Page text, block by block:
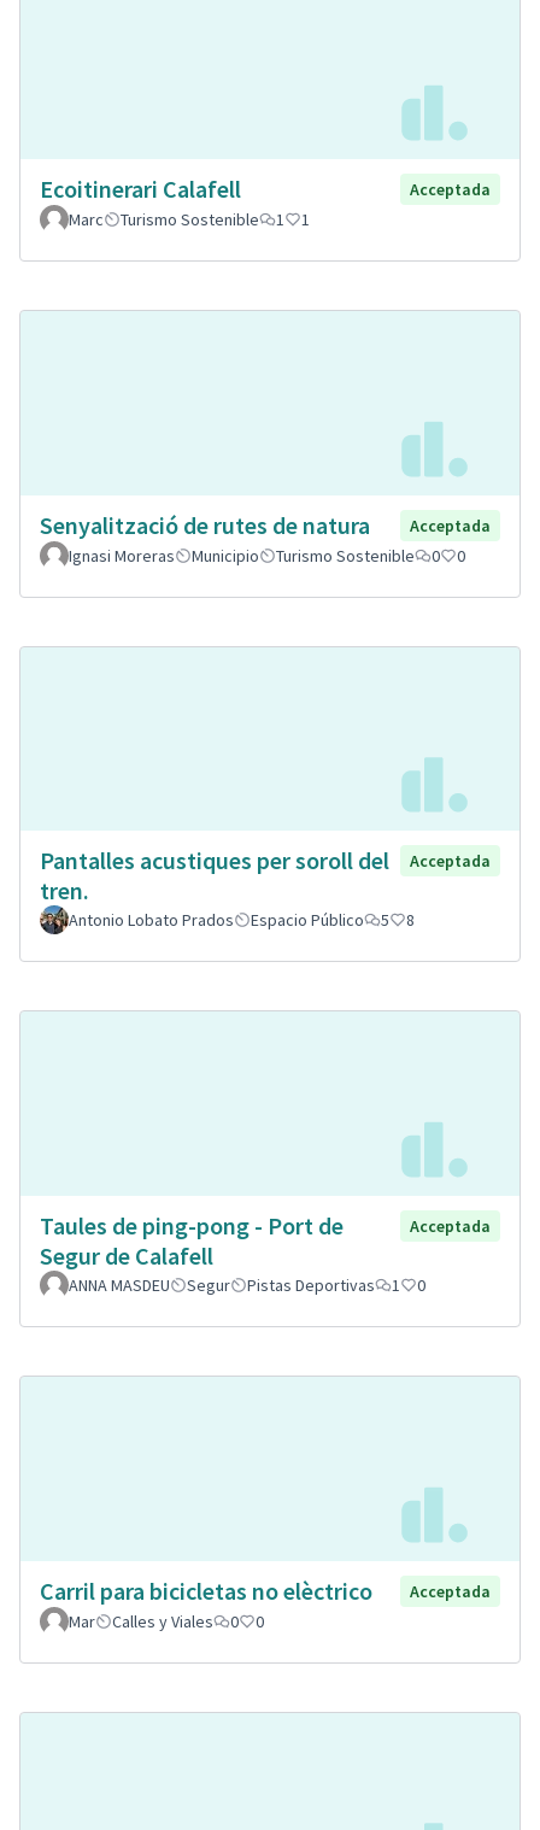
Ecoitinerari Calafell
Acceptada
Marc
Turismo Sostenible 1 1
Senyalització de rutes de natura
Acceptada
Ignasi Moreras
Municipio Turismo Sostenible 0 0
Pantalles acustiques per soroll del
tren.
Acceptada
Antonio Lobato Prados Espacio Público 5 8
Taules de ping-pong - Port de
Segur de Calafell
Acceptada
ANNA MASDEU Segur Pistas Deportivas 1 0
Carril para bicicletas no elèctrico
Acceptada
Mar
Calles y Viales 0 0